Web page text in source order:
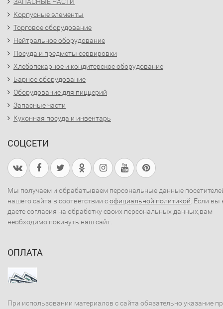
Корпусные элементы
Торговое оборудование
Нейтральное оборудование
Посуда и предметы сервировки
Хлебопекарное и кондитерское оборудование
Барное оборудование
Оборудование для пиццерий
Запасные части
Кухонная посуда и инвентарь
СОЦСЕТИ
Мы получаем и обрабатываем персональные данные
нашего сайта в соответствии софициальной политикой . Если вы
даете согласия на обработку своих персональных данных,вам
необходимо покинуть наш сайт.
ОПЛАТА
При использовании материалов с сайта обязательно указание